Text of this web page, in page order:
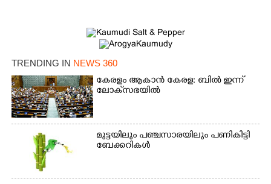
TRENDING IN NEWS 360
കേരളം ആകാൻ കേരള: ബിൽ ഇന്ന്
ലോക്‌സഭയിൽ
മുട്ടയിലും പഞ്ചസാരയിലും പണികിട്ടി
ബേക്കറികൾ